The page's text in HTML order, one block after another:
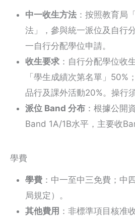
中一收生方法 ：按照教育局
法」，參與統一派位及自行
一自行分配學位申請。
收生要求 ：自行分配學位收
「學生成績次第名單」50%
品行及課外活動20%。操行
派位 Band 分布 ：根據公開
Band 1A/1B水平，主要收
學費
學費 ：中一至中三免費；中
局規定）。
其他費用 ：非標準項目核准